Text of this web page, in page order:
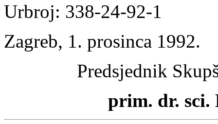
Urbroj: 338-24-92-1
Zagreb, 1. prosinca 1992.
Predsjednik
prim. dr. sci.